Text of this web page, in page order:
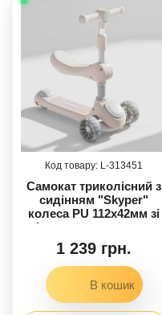
313451
Самокат триколісний з
сидінням "Skyper"
колеса PU 112х42мм зі
світлом, озвучування та
підсвічування
платформи, кермо
складане LS-1520-31
1 239 грн.